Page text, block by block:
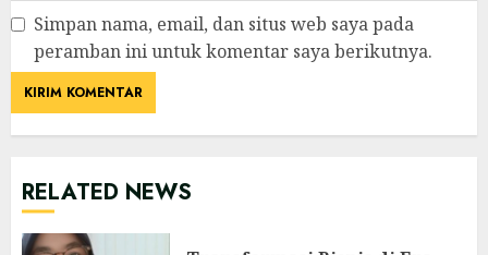
Simpan nama, email, dan situs web saya pada
peramban ini untuk komentar saya berikutnya.
RELATED NEWS